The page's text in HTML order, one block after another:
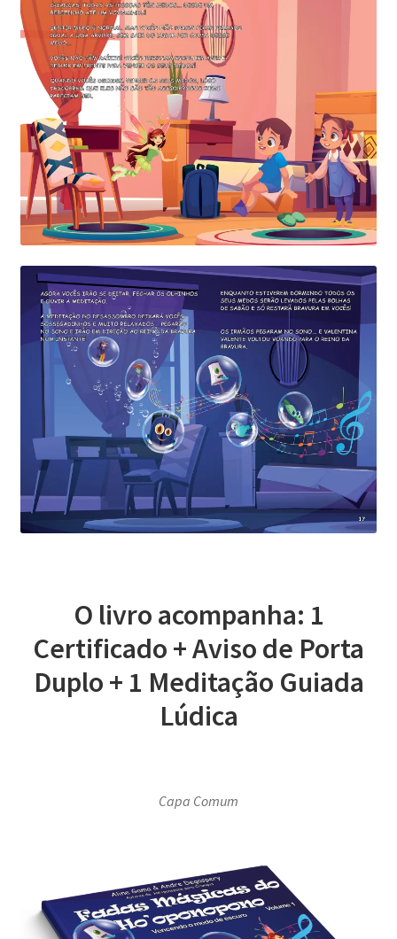
O livro acompanha: 1
Certificado + Aviso de Porta
Duplo + 1 Meditação Guiada
Lúdica
Capa Comum